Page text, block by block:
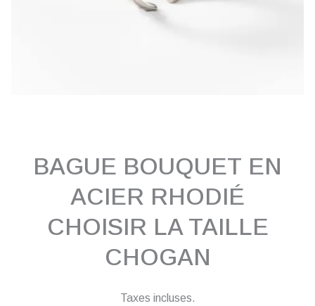
BAGUE BOUQUET EN
ACIER RHODIÉ
CHOISIR LA TAILLE
CHOGAN
Taxes incluses.